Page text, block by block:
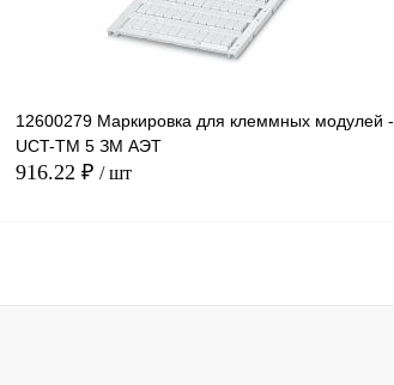
12600279 Маркировка для клеммных модулей -
UCT-TM 5 ЗМ АЭТ
916.22 ₽ / шт